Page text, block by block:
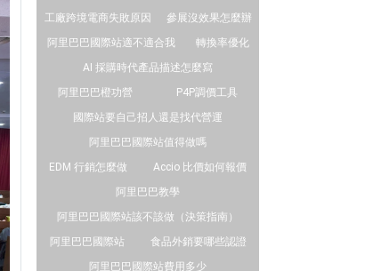
工廠跨境電商失敗原因
參展沒效果怎麼辦
阿里巴巴國際站適不適合我
轉換率優化
AI 採購時代產品描述怎麼寫
阿里巴巴橙功營
P4P調價工具
國際站要自己招人還是找代營運
阿里巴巴國際站值得做嗎
EDM 行銷怎麼做
Accio 比價如何報價
阿里巴巴教學
阿里巴巴國際站該不該做（決策指南）
阿里巴巴國際站
食品外銷要哪些認證
阿里巴巴國際站費用多少